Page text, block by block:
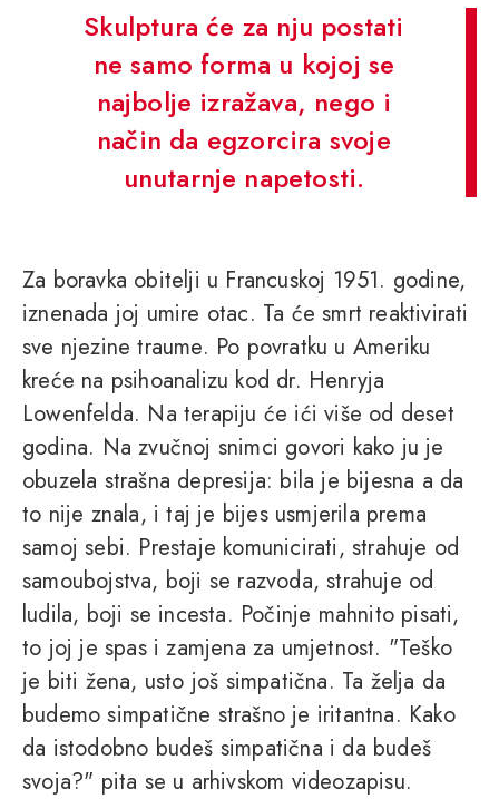
Skulptura će za nju postati
ne samo forma u kojoj se
najbolje izražava, nego i
način da egzorcira svoje
unutarnje napetosti.
Za boravka obitelji u Francuskoj 1951. godine,
iznenada joj umire otac. Ta će smrt reaktivirati
sve njezine traume. Po povratku u Ameriku
kreće na psihoanalizu kod dr. Henryja
Lowenfelda. Na terapiju će ići više od deset
godina. Na zvučnoj snimci govori kako ju je
obuzela strašna depresija: bila je bijesna a da
to nije znala, i taj je bijes usmjerila prema
samoj sebi. Prestaje komunicirati, strahuje od
samoubojstva, boji se razvoda, strahuje od
ludila, boji se incesta. Počinje mahnito pisati,
to joj je spas i zamjena za umjetnost. "Teško
je biti žena, usto još simpatična. Ta želja da
budemo simpatične strašno je iritantna. Kako
da istodobno budeš simpatična i da budeš
svoja?" pita se u arhivskom videozapisu.